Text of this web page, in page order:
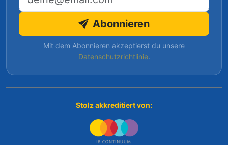
Abonnieren
Mit dem Abonnieren akzeptierst du unsere
Datenschutzrichtlinie.
Stolz akkreditiert von: